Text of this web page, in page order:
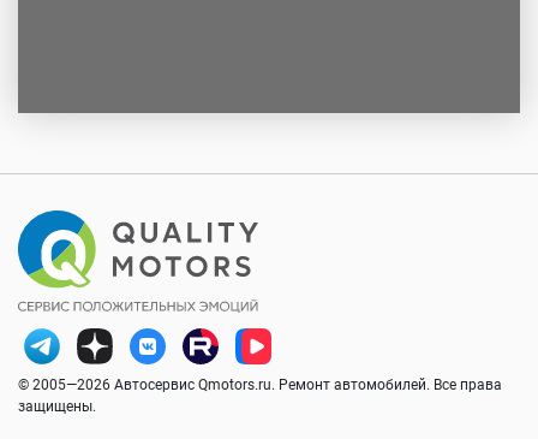
© 2005—2026 Автосервис Qmotors.ru. Ремонт автомобилей. Все права
защищены.